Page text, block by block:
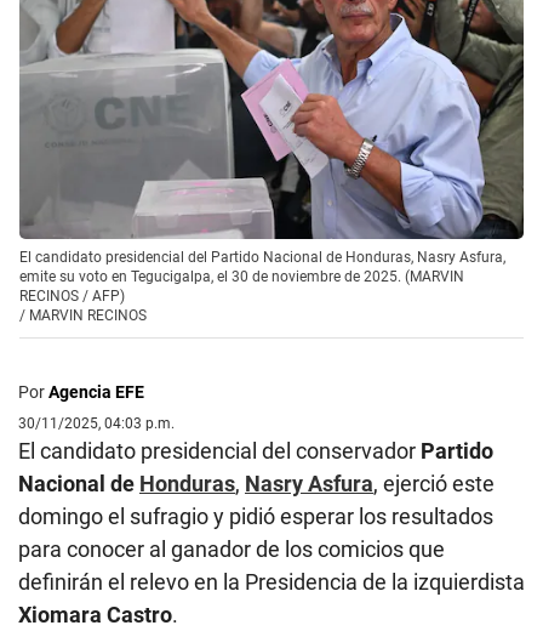
El candidato presidencial del Partido Nacional de Honduras, Nasry Asfura,
emite su voto en Tegucigalpa, el 30 de noviembre de 2025. (MARVIN
RECINOS / AFP)
/ MARVIN RECINOS
PorAgencia EFE
30/11/2025, 04:03 p.m.
El candidato presidencial del conservador Partido
Nacional de Honduras, Nasry Asfura, ejerció este
domingo el sufragio y pidió esperar los resultados
para conocer al ganador de los comicios que
definirán el relevo en la Presidencia de la izquierdista
Xiomara Castro.